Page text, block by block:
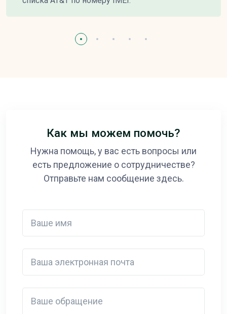
Как мы можем помочь?
Нужна помощь, у вас есть вопросы или
есть предложение о сотрудничестве?
Отправьте нам сообщение здесь.